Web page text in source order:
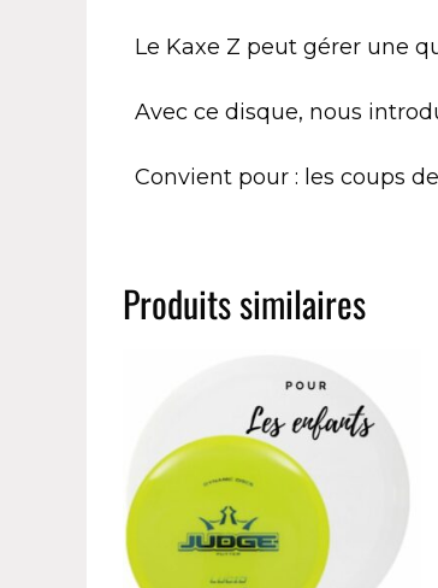
Le Kaxe Z peut gérer une
Avec ce disque, nous
Convient pour : les coups
Produits similaires